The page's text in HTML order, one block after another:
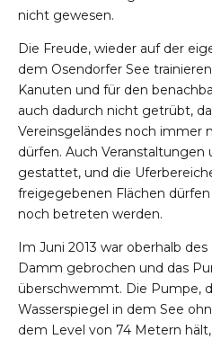
nicht gewesen.
Die Freude, wieder auf der
dem Osendorfer See
Kanuten und für den
auch dadurch nicht getrübt,
Vereinsgeländes noch immer
dürfen. Auch
gestattet, und die
freigegebenen Flächen
noch betreten werden.
Im Juni 2013 war oberhalb
Damm gebrochen und das
überschwemmt. Die Pumpe,
Wasserspiegel in dem See
dem Level von 74 Metern